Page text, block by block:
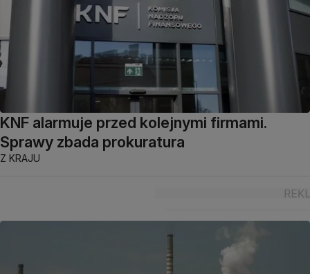
KNF alarmuje przed kolejnymi firmami.
Sprawy zbada prokuratura
Z KRAJU